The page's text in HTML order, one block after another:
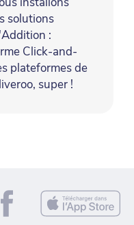
solutions
:
Click-and-
plateformes de
super !